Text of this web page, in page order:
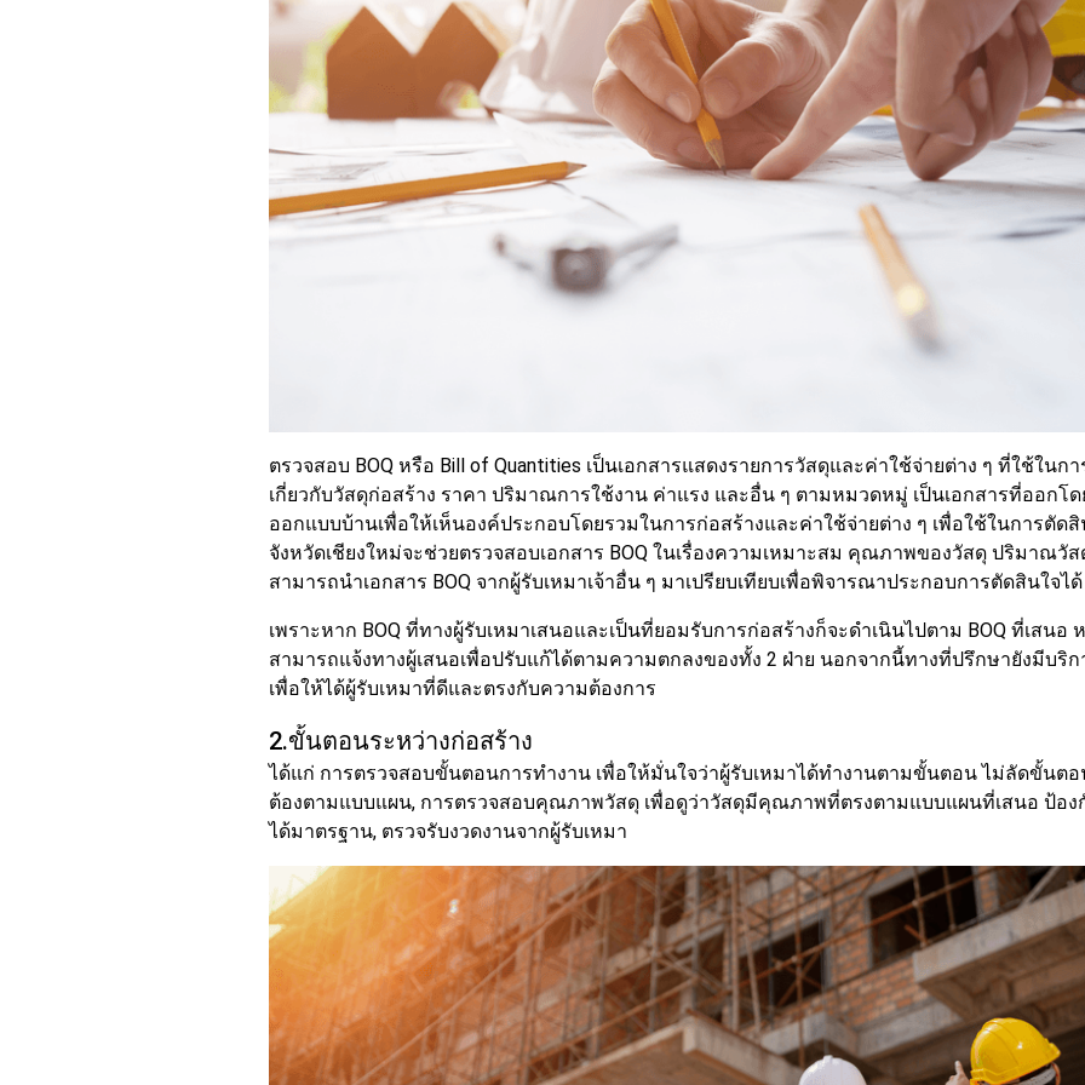
ตรวจสอบ BOQ หรือ Bill of Quantities เป็นเอกสารแสดงรายการวัสดุและค่าใช้จ่ายต่าง ๆ ที่ใช้ในก
เกี่ยวกับวัสดุก่อสร้าง ราคา ปริมาณการใช้งาน ค่าแรง และอื่น ๆ ตามหมวดหมู่ เป็นเอกสารที่ออกโ
ออกแบบบ้านเพื่อให้เห็นองค์ประกอบโดยรวมในการก่อสร้างและค่าใช้จ่ายต่าง ๆ เพื่อใช้ในการตัด
จังหวัดเชียงใหม่จะช่วยตรวจสอบเอกสาร BOQ ในเรื่องความเหมาะสม คุณภาพของวัสดุ ปริมาณ
สามารถนำเอกสาร BOQ จากผู้รับเหมาเจ้าอื่น ๆ มาเปรียบเทียบเพื่อพิจารณาประกอบการตัดสินใจได้
เพราะหาก BOQ ที่ทางผู้รับเหมาเสนอและเป็นที่ยอมรับการก่อสร้างก็จะดำเนินไปตาม BOQ ที่เสน
สามารถแจ้งทางผู้เสนอเพื่อปรับแก้ได้ตามความตกลงของทั้ง 2 ฝ่าย นอกจากนี้ทางที่ปรึกษายังมีบริก
เพื่อให้ได้ผู้รับเหมาที่ดีและตรงกับความต้องการ
2.ขั้นตอนระหว่างก่อสร้าง
ได้แก่ การตรวจสอบขั้นตอนการทำงาน เพื่อให้มั่นใจว่าผู้รับเหมาได้ทำงานตามขั้นตอน ไม่ลัดขั้นต
ต้องตามแบบแผน, การตรวจสอบคุณภาพวัสดุ เพื่อดูว่าวัสดุมีคุณภาพที่ตรงตามแบบแผนที่เสนอ ป้อ
ได้มาตรฐาน, ตรวจรับงวดงานจากผู้รับเหมา